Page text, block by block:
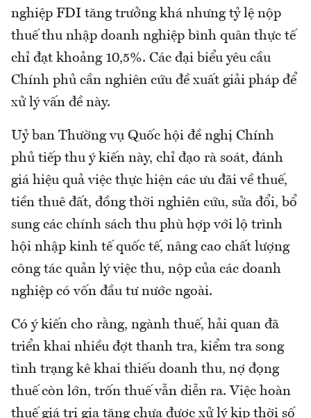
nghiệp FDI tăng trưởng khá nhưng tỷ lệ nộp
thuế thu nhập doanh nghiệp bình quân thực tế
chỉ đạt khoảng 10,5%. Các đại biểu yêu cầu
Chính phủ cần nghiên cứu đề xuất giải pháp để
xử lý vấn đề này.
Uỷ ban Thường vụ Quốc hội đề nghị Chính
phủ tiếp thu ý kiến này, chỉ đạo rà soát, đánh
giá hiệu quả việc thực hiện các ưu đãi về thuế,
tiền thuê đất, đồng thời nghiên cứu, sửa đổi, bổ
sung các chính sách thu phù hợp với lộ trình
hội nhập kinh tế quốc tế, nâng cao chất lượng
công tác quản lý việc thu, nộp của các doanh
nghiệp có vốn đầu tư nước ngoài.
Có ý kiến cho rằng, ngành thuế, hải quan đã
triển khai nhiều đợt thanh tra, kiểm tra song
tình trạng kê khai thiếu doanh thu, nợ đọng
thuế còn lớn, trốn thuế vẫn diễn ra. Việc hoàn
thuế giá trị gia tăng chưa được xử lý kịp thời số